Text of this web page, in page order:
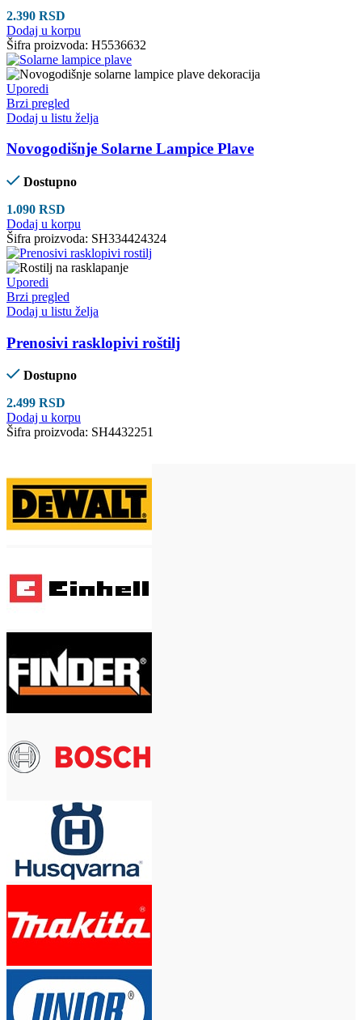
2.390 RSD
Dodaj u korpu
Šifra proizvoda: H5536632
Uporedi
Brzi pregled
Dodaj u listu želja
Novogodišnje Solarne Lampice Plave
Dostupno
1.090 RSD
Dodaj u korpu
Šifra proizvoda: SH334424324
Uporedi
Brzi pregled
Dodaj u listu želja
Prenosivi rasklopivi roštilj
Dostupno
2.499 RSD
Dodaj u korpu
Šifra proizvoda: SH4432251